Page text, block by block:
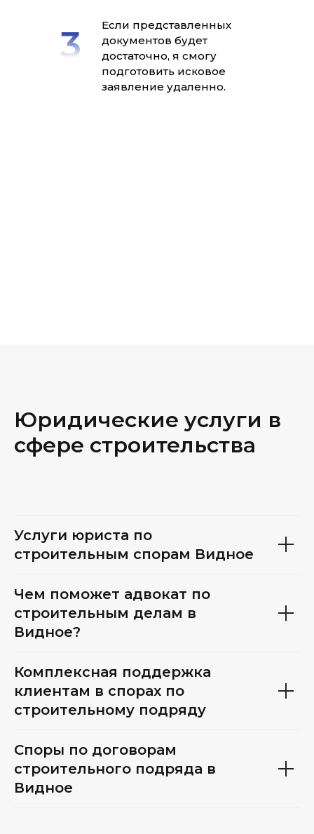
Если представленных
документов будет
достаточно, я смогу
подготовить исковое
заявление удаленно.
Юридические услуги в
сфере строительства
Услуги юриста по
строительным спорам Видное
Чем поможет адвокат по
строительным делам в
Видное?
Комплексная поддержка
клиентам в спорах по
строительному подряду
Споры по договорам
строительного подряда в
Видное